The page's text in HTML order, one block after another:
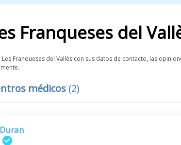
Franqueses del
Franqueses del Vallès con sus datos de contacto, las
médicos (2)